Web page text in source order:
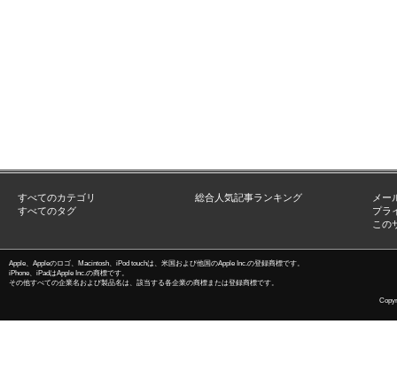
すべてのカテゴリ
すべてのタグ
総合人気記事ランキング
メー
プラ
この
Apple、Appleのロゴ、Macintosh、iPod touchは、米国および他国のApple Inc.の登録商標です。
iPhone、iPadはApple Inc.の商標です。
その他すべての企業名および製品名は、該当する各企業の商標または登録商標です。